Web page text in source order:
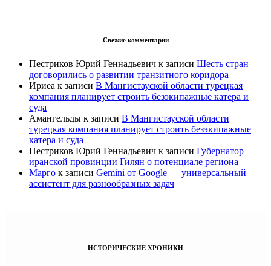
Свежие комментарии
Пестриков Юрий Геннадьевич к записи Шесть стран
договорились о развитии транзитного коридора
Ириеа к записи В Мангистауской области турецкая
компания планирует строить безэкипажные катера и
суда
Амангельды к записи В Мангистауской области
турецкая компания планирует строить безэкипажные
катера и суда
Пестриков Юрий Геннадьевич к записи Губернатор
иранской провинции Гилян о потенциале региона
Марго к записи Gemini от Google — универсальный
ассистент для разнообразных задач
ИСТОРИЧЕСКИЕ ХРОНИКИ